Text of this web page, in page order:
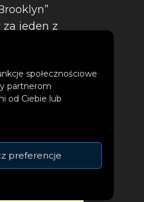
społecznościowe
partnerom
od Ciebie lub
preferencje
za jeden z
muzyki